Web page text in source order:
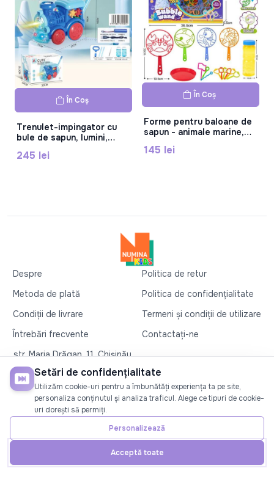
Telefon Cont
În Coș
Trenulet-impingator cu
bule de sapun, lumini,
245 lei
În Coș
Forme pentru baloane de
sapun - animale marine,
145 lei
Despre
Politica de retur
Metoda de plată
Politica de confidențialitate
Condiții de livrare
Termeni și condiții de utilizare
Întrebări frecvente
Contactați-ne
str. Maria Drăgan, 11, Chișinău
+37360327279
©2026Numina Kids. Toate drepturile rezervate
SOCIAL
Setări de confidențialitate
Utilizăm cookie-uri pentru a îmbunătăți experiența ta pe site,
personaliza conținutul și analiza traficul. Alege ce tipuri de cookie-
uri dorești să permiți.
Personalizează
Acceptă toate